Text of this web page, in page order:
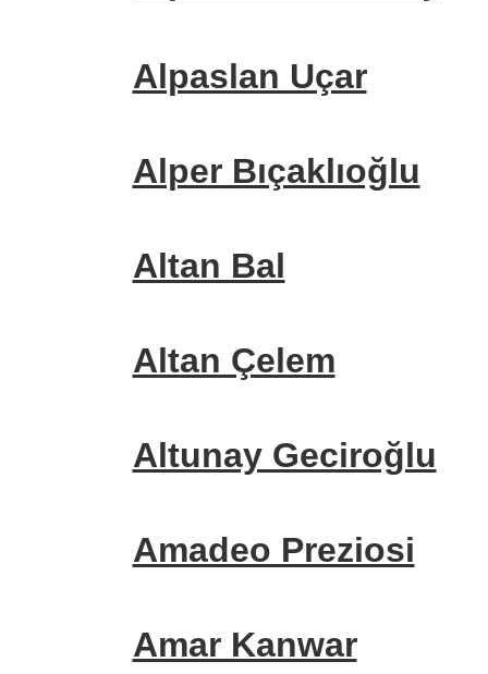
Alpaslan Uçar
Alper Bıçaklıoğlu
Altan Bal
Altan Çelem
Altunay Geciroğlu
Amadeo Preziosi
Amar Kanwar